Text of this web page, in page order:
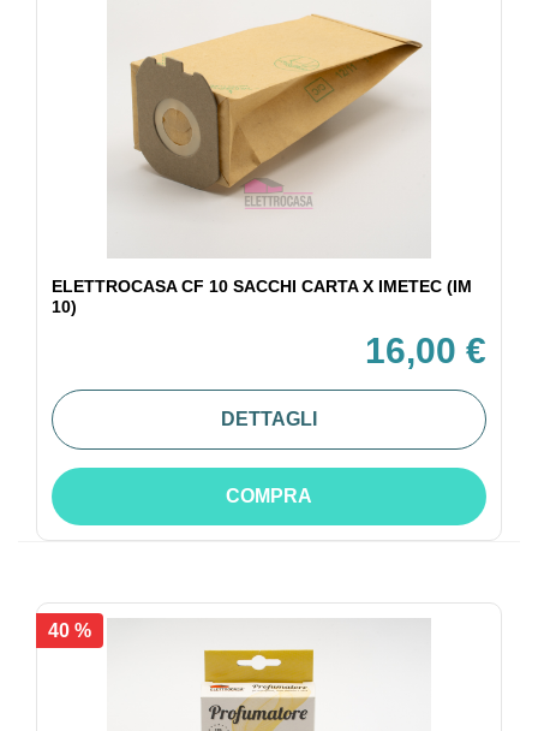
ELETTROCASA CF 10 SACCHI CARTA X IMETEC (IM
10)
16,00 €
DETTAGLI
COMPRA
40 %